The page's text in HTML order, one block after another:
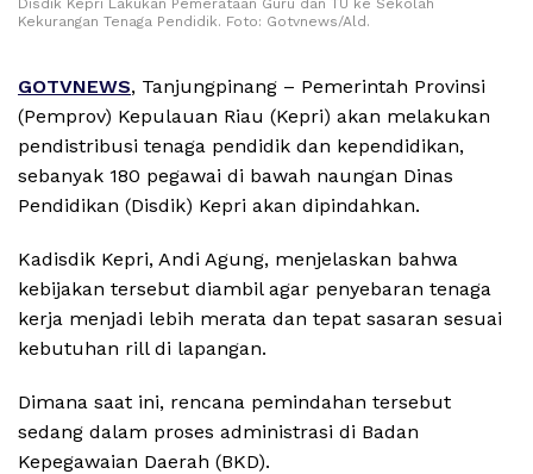
Kekurangan Tenaga Pendidik. Foto: Gotvnews/Ald.
GOTVNEWS, Tanjungpinang – Pemerintah Provinsi
(Pemprov) Kepulauan Riau (Kepri) akan melakukan
pendistribusi tenaga pendidik dan kependidikan,
sebanyak 180 pegawai di bawah naungan Dinas
Pendidikan (Disdik) Kepri akan dipindahkan.
Kadisdik Kepri, Andi Agung, menjelaskan bahwa
kebijakan tersebut diambil agar penyebaran tenaga
kerja menjadi lebih merata dan tepat sasaran sesuai
kebutuhan rill di lapangan.
Dimana saat ini, rencana pemindahan tersebut
sedang dalam proses administrasi di Badan
Kepegawaian Daerah (BKD).